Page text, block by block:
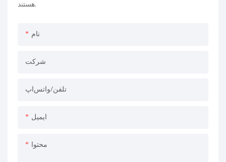
هستند.
نام
شرکت
تلفن/واتس‌اپ
ایمیل
محتوا